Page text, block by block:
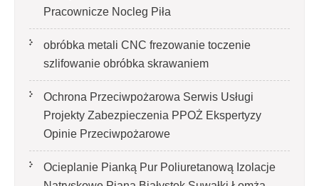
Pracownicze Nocleg Piła
obróbka metali CNC frezowanie toczenie
szlifowanie obróbka skrawaniem
Ochrona Przeciwpożarowa Serwis Usługi
Projekty Zabezpieczenia PPOŻ Ekspertyzy
Opinie Przeciwpożarowe
Ocieplanie Pianką Pur Poliuretanową Izolacje